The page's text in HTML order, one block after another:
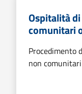
Ospitalità
comunitari
Procedimento
non